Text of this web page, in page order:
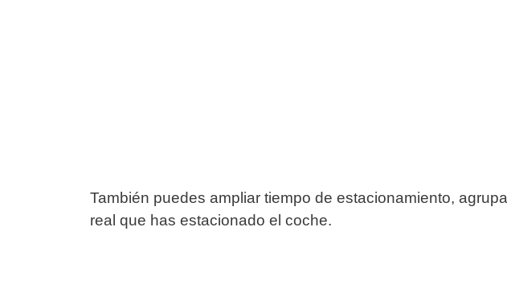
También puedes ampliar tiempo de estacionamiento,
real que has estacionado el coche.